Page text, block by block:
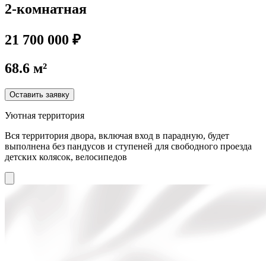
2-комнатная
21 700 000 ₽
68.6 м²
Оставить заявку
Уютная территория
Вся территория двора, включая вход в парадную, будет
выполнена без пандусов и ступеней для свободного проезда
детских колясок, велосипедов